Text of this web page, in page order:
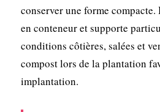
conserver une forme
en conteneur et supporte
conditions côtières, salées et
compost lors de la plantation
implantation.